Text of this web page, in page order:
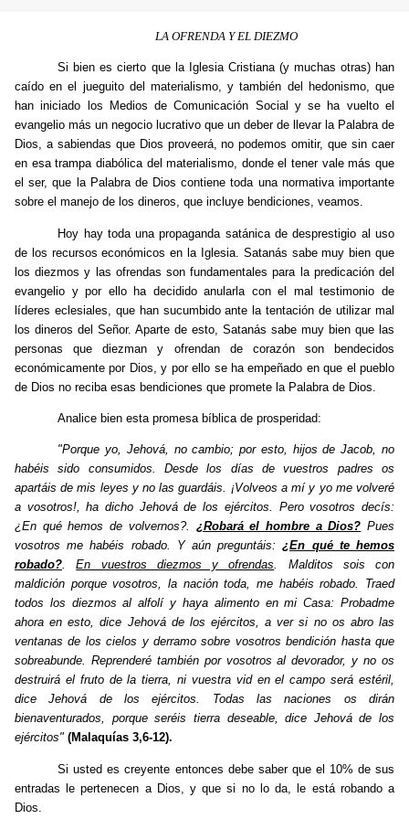
LA OFRENDA Y EL DIEZMO
Si bien es cierto que la Iglesia Cristiana (y muchas otras) han
caído en el jueguito del materialismo, y también del hedonismo, que
han iniciado los Medios de Comunicación Social y se ha vuelto el
evangelio más un negocio lucrativo que un deber de llevar la Palabra de
Dios, a sabiendas que Dios proveerá, no podemos omitir, que sin caer
en esa trampa diabólica del materialismo, donde el tener vale más que
el ser, que la Palabra de Dios contiene toda una normativa importante
sobre el manejo de los dineros, que incluye bendiciones, veamos.
Hoy hay toda una propaganda satánica de desprestigio al uso
de los recursos económicos en la Iglesia. Satanás sabe muy bien que
los diezmos y las ofrendas son fundamentales para la predicación del
evangelio y por ello ha decidido anularla con el mal testimonio de
líderes eclesiales, que han sucumbido ante la tentación de utilizar mal
los dineros del Señor. Aparte de esto, Satanás sabe muy bien que las
personas que diezman y ofrendan de corazón son bendecidos
económicamente por Dios, y por ello se ha empeñado en que el pueblo
de Dios no reciba esas bendiciones que promete la Palabra de Dios.
Analice bien esta promesa bíblica de prosperidad:
"Porque yo, Jehová, no cambio; por esto, hijos de Jacob, no
habéis sido consumidos. Desde los días de vuestros padres os
apartáis de mis leyes y no las guardáis. ¡Volveos a mí y yo me volveré
a vosotros!, ha dicho Jehová de los ejércitos. Pero vosotros decís:
¿En qué hemos de volvernos?. ¿Robará el hombre a Dios? Pues
vosotros me habéis robado. Y aún preguntáis:¿En qué te hemos
robado?.En vuestros diezmos y ofrendas. Malditos sois con
maldición porque vosotros, la nación toda, me habéis robado. Traed
todos los diezmos al alfolí y haya alimento en mi Casa: Probadme
ahora en esto, dice Jehová de los ejércitos, a ver si no os abro las
ventanas de los cielos y derramo sobre vosotros bendición hasta que
sobreabunde. Reprenderé también por vosotros al devorador, y no os
destruirá el fruto de la tierra, ni vuestra vid en el campo será estéril,
dice Jehová de los ejércitos. Todas las naciones os dirán
bienaventurados, porque seréis tierra deseable, dice Jehová de los
ejércitos" (Malaquías 3,6-12).
Si usted es creyente entonces debe saber que el 10% de sus
entradas le pertenecen a Dios, y que si no lo da, le está robando a
Dios.